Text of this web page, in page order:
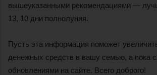
вышеуказанными рекомендациями —
13, 10 дни полнолуния.
Пусть эта информация поможет
денежных средств в вашу семью, а пока
обновлениями на сайте. Всего доброго!